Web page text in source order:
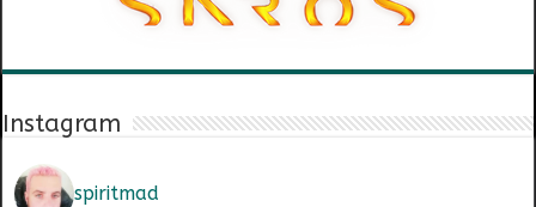
Instagram
spiritmad